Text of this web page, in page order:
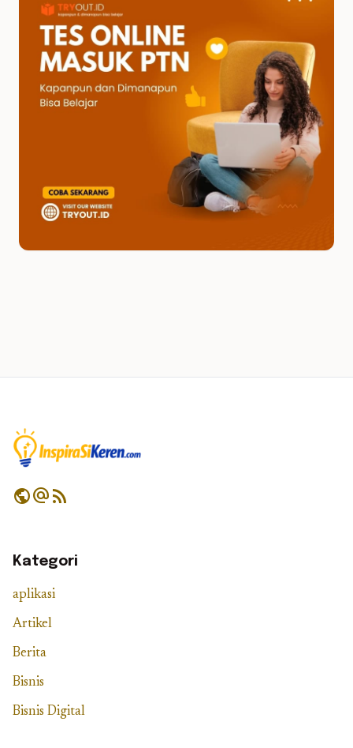
publicalternate_emailrss_feed
Kategori
aplikasi
Artikel
Berita
Bisnis
Bisnis Digital